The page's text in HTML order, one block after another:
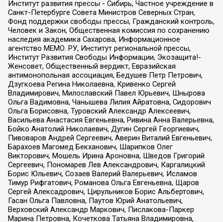
Институт развития прессы - Сибирь, Частное учреждение в
Санкт-Петербурге Совета Министров Северных Стран,
Фонд поддержки свободы прессы, Гражданский контроль,
Человек и Закон, Общественная комиссия по сохранению
наследия академика Сахарова, Информационное
агентство МЕМО. РУ, Институт региональной прессы,
Институт Развития Свободы Информации, Экозащита!-
Женсовет, Общественный вердикт, Евразийская
антимонопольная ассоциация, Бедушев Петр Петрович,
Дзугкоева Регина Николаевна, Кривенко Сергей
Владимирович, Милославский Павел Юрьевич, Шнырова
Ольга Вадимовна, Чанышева Лилия Айратовна, Сидорович
Ольга Борисовна, Туровский Александр Алексеевич,
Васильева Анастасия Евгеньевна, Ривина Анна Валерьевна,
Бойко Анатолий Николаевич, Дугин Сергей Георгиевич,
Пивоваров Андрей Сергеевич, Аверин Виталий Евгеньевич,
Барахоев Магомед Бекханович, Шарипков Олег
Викторович, Мошель Ирина Ароновна, Шведов Григорий
Сергеевич, Пономарев Лев Александрович, Каргалицкий
Борис Юльевич, Созаев Валерий Валерьевич, Исламов
Тимур Рифгатович, Романова Ольга Евгеньевна, Щаров
Сергей Алексадрович, Цирульников Борис Альбертович,
Гасан Ольга Павловна, Паутов Юрий Анатольевич,
Верховский Александр Маркович, Пислакова-Паркер
Марина Петровна, Кочеткова Татьяна Владимировна,